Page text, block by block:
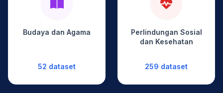
Budaya dan Agama
52 dataset
Perlindungan Sosial
dan Kesehatan
259 dataset